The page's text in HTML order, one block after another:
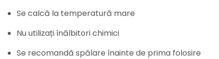
Se calcă la temperatură mare
Nu utilizați înălbitori chimici
Se recomandă spălare înainte de prima folosire